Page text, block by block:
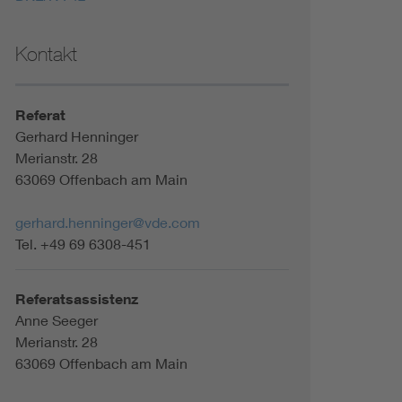
Kontakt
Referat
Gerhard Henninger
Merianstr. 28
63069 Offenbach am Main
gerhard.henninger@vde.com
Tel. +49 69 6308-451
Referatsassistenz
Anne Seeger
Merianstr. 28
63069 Offenbach am Main